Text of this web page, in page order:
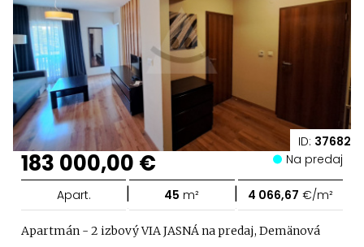
ID: 37682
183 000,00 € Na predaj
Apart. | 45 m² | 4 066,67 €/m²
Apartmán - 2 izbový VIA JASNÁ na predaj, Demänová